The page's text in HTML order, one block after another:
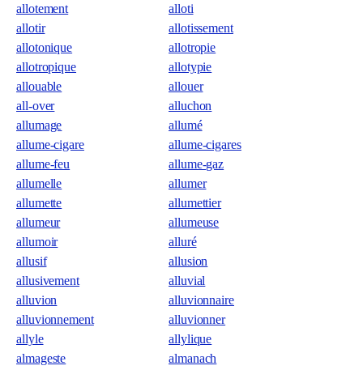
allotement
alloti
allotir
allotissement
allotonique
allotropie
allotropique
allotypie
allouable
allouer
all-over
alluchon
allumage
allumé
allume-cigare
allume-cigares
allume-feu
allume-gaz
allumelle
allumer
allumette
allumettier
allumeur
allumeuse
allumoir
alluré
allusif
allusion
allusivement
alluvial
alluvion
alluvionnaire
alluvionnement
alluvionner
allyle
allylique
almageste
almanach